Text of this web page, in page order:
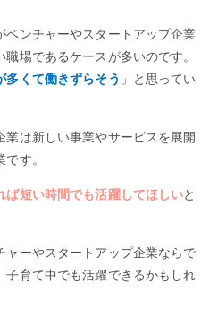
ベンチャーやスタートアップ企業
場であるケースが多いのです。
多くて働きずらそう 」と思ってい
は新しい事業やサービスを展開
す。
ば短い時間でも活躍してほしいと
ャーやスタートアップ企業ならで
子育て中でも活躍できるかもしれ